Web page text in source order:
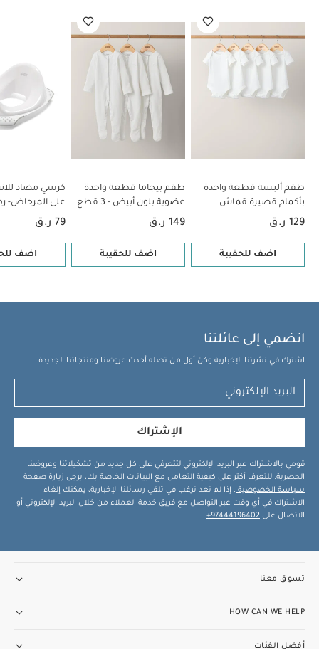
كاب مخطط باللون الأزرق
طقم ألبسة قطعة واحدة
بأكمام قصيرة قماش
عضوي بلون أبيض - 5 قطع
129 ر.ق
اضف للحقيبة
طقم بيجاما قطعة واحدة
عضوية بلون أبيض - 3 قطع
149 ر.ق
اضف للحقيبة
كرسي مضاد
على المرحاض-
79 ر.ق
اضف
انضمي إلى عائلتنا
اشترك في نشرتنا الإخبارية وكن أول من تصله أحدث عروضنا ومنتجاتنا الجديدة.
الإشتراك
قومي بالاشتراك عبر البريد الإلكتروني لتتعرفي على كل جديد من تشكيلاتنا وعروضنا
الحصرية. للتعرف أكثر على كيفية التعامل مع البيانات الخاصة بك، يرجى زيارة صفحة
سياسة الخصوصية . إذا لم تعد ترغب في تلقي رسائلنا الإخبارية، يمكنك إلغاء
الاشتراك في أي وقت عبر التواصل مع فريق خدمة العملاء من خلال البريد الإلكتروني أو
الاتصال على 97444196402+
.
تسوق معنا
HOW CAN WE HELP
أفضل الفئات